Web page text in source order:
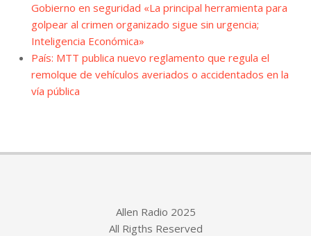
Gobierno en seguridad «La principal herramienta para
golpear al crimen organizado sigue sin urgencia;
Inteligencia Económica»
País: MTT publica nuevo reglamento que regula el
remolque de vehículos averiados o accidentados en la
vía pública
Allen Radio 2025
All Rigths Reserved